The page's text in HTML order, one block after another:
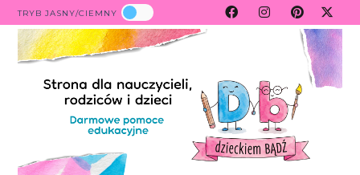
TRYB JASNY/CIEMNY